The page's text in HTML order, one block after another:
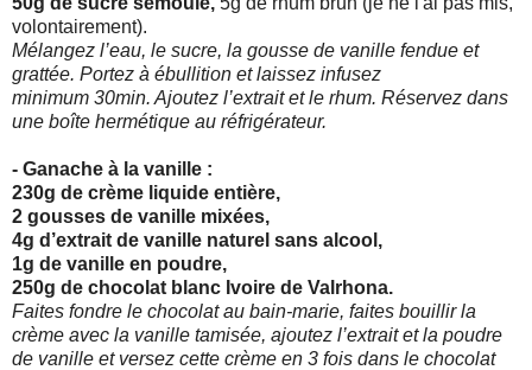
volontairement).
Mélangez l’eau, le sucre, la gousse de vanille fendue et
grattée. Portez à ébullition et laissez infusez
minimum 30min. Ajoutez l’extrait et le rhum. Réservez dans
une boîte hermétique au réfrigérateur.
- Ganache à la vanille :
230g de crème liquide entière,
2 gousses de vanille mixées,
4g d’extrait de vanille naturel sans alcool,
1g de vanille en poudre,
250g de chocolat blanc Ivoire de Valrhona.
Faites fondre le chocolat au bain-marie, faites bouillir la
crème avec la vanille tamisée, ajoutez l’extrait et la poudre
de vanille et versez cette crème en 3 fois dans le chocolat